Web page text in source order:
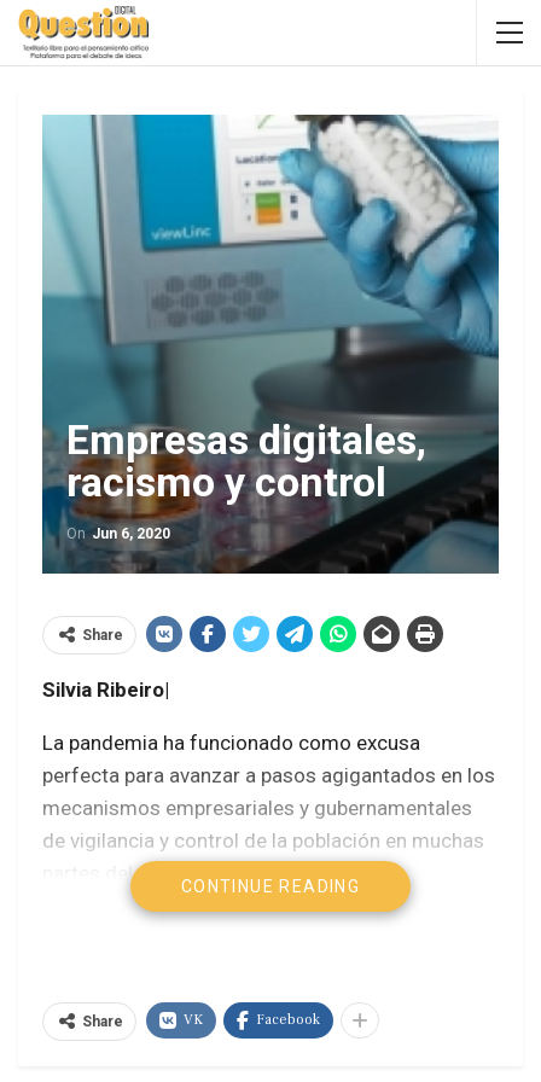
Empresas digitales,
racismo y control
On Jun 6, 2020
Share
Silvia Ribeiro|
La pandemia ha funcionado como excusa
perfecta para avanzar a pasos agigantados en los
mecanismos empresariales y gubernamentales
de vigilancia y control de la población en muchas
partes del mundo. Es una situación que
representa un problema en sí mismo, pero
para inducirnos a conductas de consumo o de
elecciones políticas, entre otros.
CONTINUE READING
Share VK Facebook